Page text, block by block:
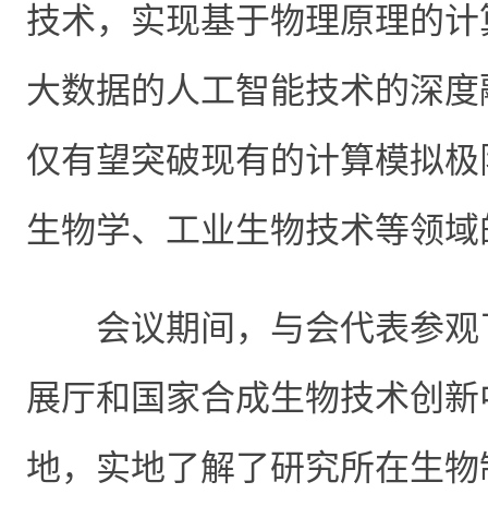
技术，实现基于物理原理的
大数据的人工智能技术的深
仅有望突破现有的计算模拟
生物学、工业生物技术等领
会议期间，与会代表参
展厅和国家合成生物技术创
地，实地了解了研究所在生